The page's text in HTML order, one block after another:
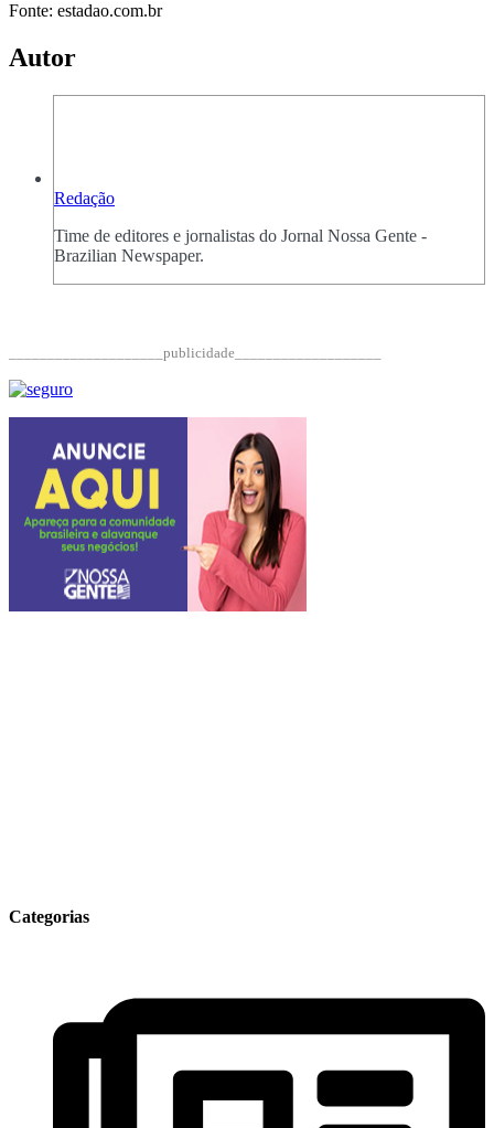
Fonte: estadao.com.br
Autor
Redação
Time de editores e jornalistas do Jornal Nossa Gente -
Brazilian Newspaper.
____________________publicidade___________________
Categorias